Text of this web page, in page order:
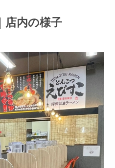
店内の様子